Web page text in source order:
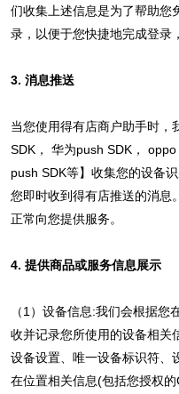
们收集上述信息是为了帮助您
录，以便于您快捷地完成登录
3. 消息推送
当您使用得有店商户助手时，
SDK， 华为push SDK，
push SDK等】收集您的设备
您即时收到得有店推送的消息
正常向您提供服务。
4. 提供商品或服务信息展示
（1）设备信息:我们会根据
收并记录您所使用的设备相关
设备设置、唯一设备标识符、
在位置相关信息(包括您授权